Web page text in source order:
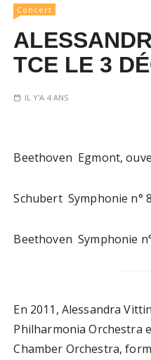
Concert
TCE LE 3
IL Y'A 4 ANS
Beethoven Egmont,
Schubert Symphonie n°
Beethoven Symphonie
En 2011, Alessandra
Philharmonia Orchestra
Chamber Orchestra,